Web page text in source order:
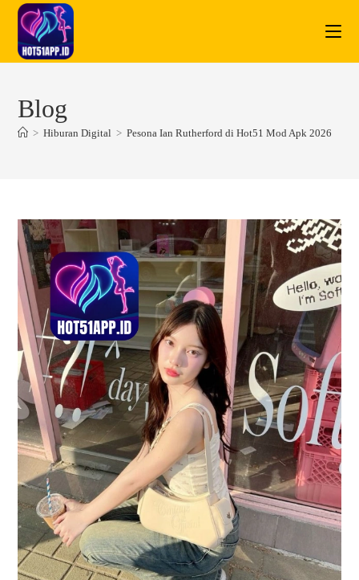
Skip
content
Blog
> Hiburan Digital > Pesona Ian Rutherford di Hot51 Mod Apk 2026